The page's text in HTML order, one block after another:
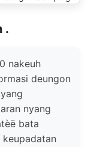
.
nakeuh
deungon
nyang
bata